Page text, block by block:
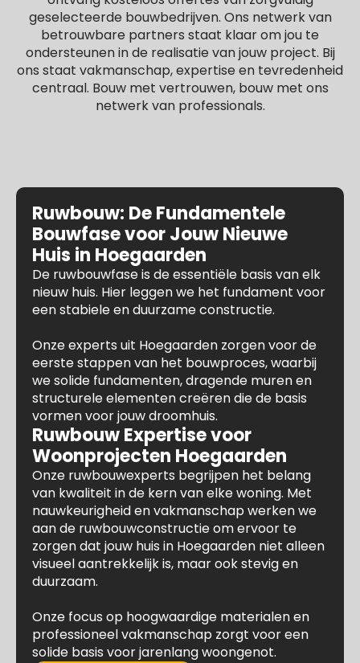
geselecteerde bouwbedrijven. Ons netwerk van
betrouwbare partners staat klaar om jou te
ondersteunen in de realisatie van jouw project. Bij
ons staat vakmanschap, expertise en tevredenheid
centraal. Bouw met vertrouwen, bouw met ons
netwerk van professionals.
Ruwbouw: De Fundamentele
Bouwfase voor Jouw Nieuwe
Huis in Hoegaarden
De ruwbouwfase is de essentiële basis van elk
nieuw huis. Hier leggen we het fundament voor
een stabiele en duurzame constructie.
Onze experts uit Hoegaarden zorgen voor de
eerste stappen van het bouwproces, waarbij
we solide fundamenten, dragende muren en
structurele elementen creëren die de basis
vormen voor jouw droomhuis.
Ruwbouw Expertise voor
Woonprojecten Hoegaarden
Onze ruwbouwexperts begrijpen het belang
van kwaliteit in de kern van elke woning. Met
nauwkeurigheid en vakmanschap werken we
aan de ruwbouwconstructie om ervoor te
zorgen dat jouw huis in Hoegaarden niet alleen
visueel aantrekkelijk is, maar ook stevig en
duurzaam.
Onze focus op hoogwaardige materialen en
professioneel vakmanschap zorgt voor een
solide basis voor jarenlang woongenot.